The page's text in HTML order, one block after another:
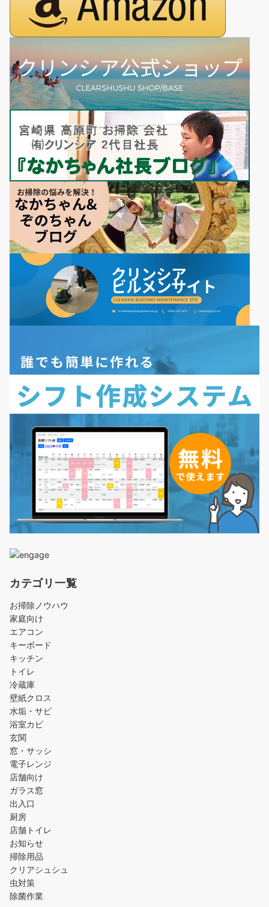
カテゴリ一覧
お掃除ノウハウ
家庭向け
エアコン
キーボード
キッチン
トイレ
冷蔵庫
壁紙クロス
水垢・サビ
浴室カビ
玄関
窓・サッシ
電子レンジ
店舗向け
ガラス窓
出入口
厨房
店舗トイレ
お知らせ
掃除用品
クリアシュシュ
虫対策
除菌作業